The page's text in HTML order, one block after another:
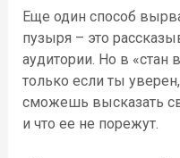
Еще один способ
пузыря – это
аудитории. Но в «стан
только если ты
сможешь высказать
и что ее не порежут.